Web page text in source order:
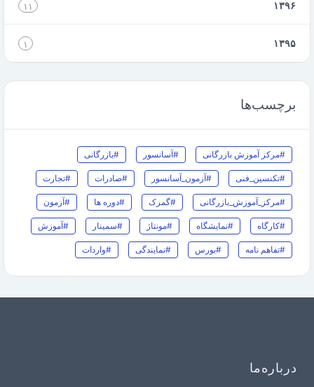
۱۳۹۶ ۱۱
۱۳۹۵ ۱
برچسب‌ها
#مرکز آموزش بازرگانی #آسانسور #بازرگانی
#تکنسین_فنی #آزمون_آسانسور #صادرات #تجارت
#مرکز_آموزش_بازرگانی #گمرک #دوره ها #آزمون
#کارگاه #نمایشگاه #مونتاژ #سمینار #آموزش
#تفاهم نامه #بورس #نمایندگی #واردات
درباره‌ما